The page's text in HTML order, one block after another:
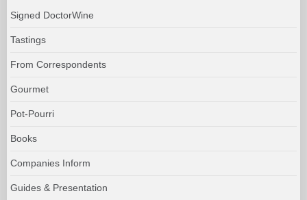
Signed DoctorWine
Tastings
From Correspondents
Gourmet
Pot-Pourri
Books
Companies Inform
Guides & Presentation